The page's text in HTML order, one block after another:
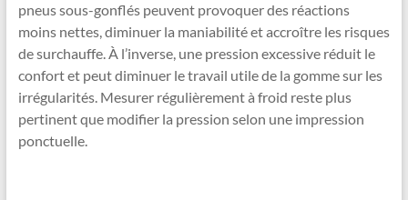
pneus sous-gonflés peuvent provoquer des réactions
moins nettes, diminuer la maniabilité et accroître les risques
de surchauffe. À l’inverse, une pression excessive réduit le
confort et peut diminuer le travail utile de la gomme sur les
irrégularités. Mesurer régulièrement à froid reste plus
pertinent que modifier la pression selon une impression
ponctuelle.